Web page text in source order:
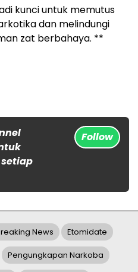
kunci untuk memutus
dan melindungi
zat berbahaya. **
Follow
News Etomidate
Pengungkapan Narkoba